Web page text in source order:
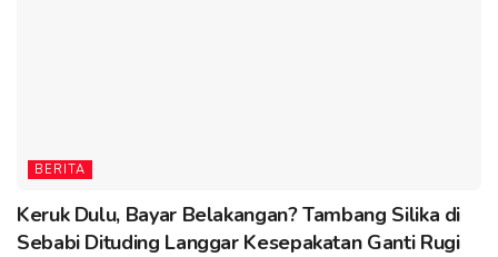
BERITA
Keruk Dulu, Bayar Belakangan? Tambang Silika di
Sebabi Dituding Langgar Kesepakatan Ganti Rugi